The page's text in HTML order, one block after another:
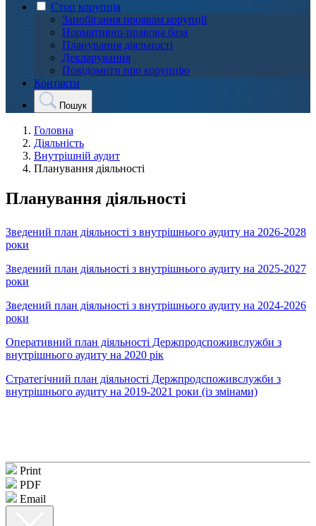
Стоп корупція
Запобігання проявам корупції
Нормативно-правова база
Планування діяльності
Декларування
Повідомити про корупцію
Контакти
Пошук
Головна
Діяльність
Внутрішній аудит
Планування діяльності
Планування діяльності
Зведений план діяльності з внутрішнього аудиту на 2026-2028
роки
Зведений план діяльності з внутрішнього аудиту на 2025-2027
роки
Зведений план діяльності з внутрішнього аудиту на 2024-2026
роки
Оперативний план діяльності Держпродспоживслужби з
внутрішнього аудиту на 2020 рік
Стратегічний план діяльності Держпродспоживслужби з
внутрішнього аудиту на 2019-2021 роки (із змінами)
Print
PDF
Email